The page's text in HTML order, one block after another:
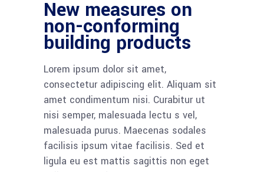
New measures on
non-conforming
building products
Lorem ipsum dolor sit amet,
consectetur adipiscing elit. Aliquam sit
amet condimentum nisi. Curabitur ut
nisi semper, malesuada lectu s vel,
malesuada purus. Maecenas sodales
facilisis ipsum vitae facilisis. Sed et
ligula eu est mattis sagittis non eget